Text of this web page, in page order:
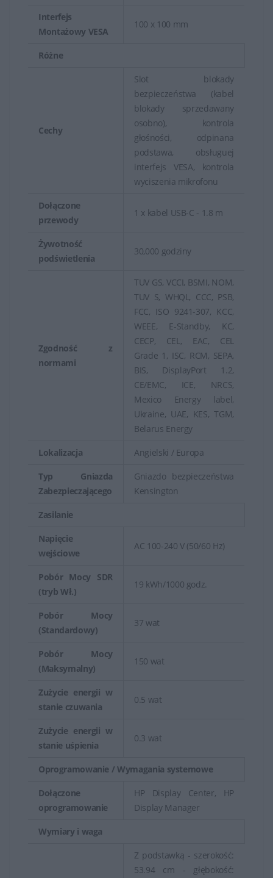
Interfejs
Montażowy VESA
100 x 100 mm
Różne
Cechy
Slot blokady
bezpieczeństwa (kabel
blokady sprzedawany
osobno), kontrola
głośności, odpinana
podstawa, obsługuej
interfejs VESA, kontrola
wyciszenia mikrofonu
Dołączone
przewody
1 x kabel USB-C - 1.8 m
Żywotność
podświetlenia
30,000 godziny
Zgodność z
normami
TUV GS, VCCI, BSMI, NOM,
TUV S, WHQL, CCC, PSB,
FCC, ISO 9241-307, KCC,
WEEE, E-Standby, KC,
CECP, CEL, EAC, CEL
Grade 1, ISC, RCM, SEPA,
BIS, DisplayPort 1.2,
CE/EMC, ICE, NRCS,
Mexico Energy label,
Ukraine, UAE, KES, TGM,
Belarus Energy
Lokalizacja Angielski / Europa
Typ Gniazda
Zabezpieczającego
Gniazdo bezpieczeństwa
Kensington
Zasilanie
Napięcie
wejściowe
AC 100-240 V (50/60 Hz)
Pobór Mocy SDR
(tryb Wł.)
19 kWh/1000 godz.
Pobór Mocy
(Standardowy)
37 wat
Pobór Mocy
(Maksymalny)
150 wat
Zużycie energii w
stanie czuwania
0.5 wat
Zużycie energii w
stanie uśpienia
0.3 wat
Oprogramowanie / Wymagania systemowe
Dołączone
oprogramowanie
HP Display Center, HP
Display Manager
Wymiary i waga
Z podstawką - szerokość:
53.94 cm - głębokość: